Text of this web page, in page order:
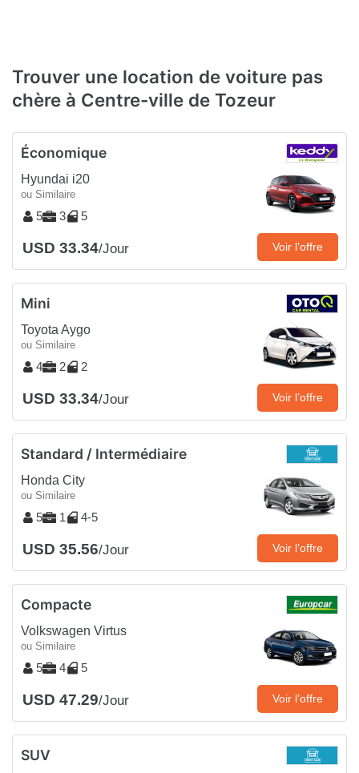
Trouver une location de voiture pas
chère à Centre-ville de Tozeur
Économique
Hyundai i20
ou Similaire
5 3 5
USD 33.34/Jour Voir l’offre
Mini
Toyota Aygo
ou Similaire
4 2 2
USD 33.34/Jour Voir l’offre
Standard / Intermédiaire
Honda City
ou Similaire
5 1 4-5
USD 35.56/Jour Voir l’offre
Compacte
Volkswagen Virtus
ou Similaire
5 4 5
USD 47.29/Jour Voir l’offre
SUV